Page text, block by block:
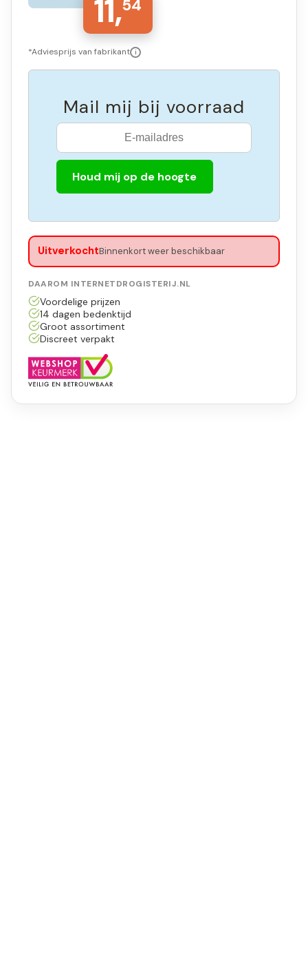
11,54
*Adviesprijs van fabrikant i
Mail mij bij voorraad
Houd mij op de hoogte
UitverkochtBinnenkort weer beschikbaar
DAAROM INTERNETDROGISTERIJ.NL
Voordelige prijzen
14 dagen bedenktijd
Groot assortiment
Discreet verpakt